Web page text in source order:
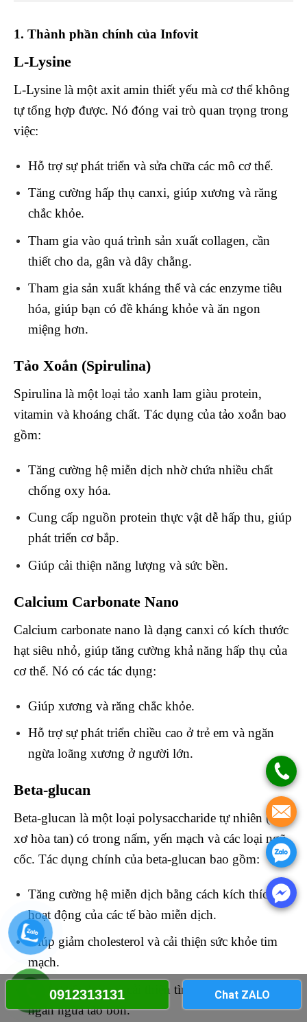
1. Thành phần chính của Infovit
L-Lysine
L-Lysine là một axit amin thiết yếu mà cơ thể không
tự tổng hợp được. Nó đóng vai trò quan trọng trong
việc:
Hỗ trợ sự phát triển và sửa chữa các mô cơ thể.
Tăng cường hấp thụ canxi, giúp xương và răng
chắc khỏe.
Tham gia vào quá trình sản xuất collagen, cần
thiết cho da, gân và dây chằng.
Tham gia sản xuất kháng thể và các enzyme tiêu
hóa, giúp bạn có đề kháng khỏe và ăn ngon
miệng hơn.
Tảo Xoắn (Spirulina)
Spirulina là một loại tảo xanh lam giàu protein,
vitamin và khoáng chất. Tác dụng của tảo xoắn bao
gồm:
Tăng cường hệ miễn dịch nhờ chứa nhiều chất
chống oxy hóa.
Cung cấp nguồn protein thực vật dễ hấp thu, giúp
phát triển cơ bắp.
Giúp cải thiện năng lượng và sức bền.
Calcium Carbonate Nano
Calcium carbonate nano là dạng canxi có kích thước
hạt siêu nhỏ, giúp tăng cường khả năng hấp thụ của
cơ thể. Nó có các tác dụng:
Giúp xương và răng chắc khỏe.
Hỗ trợ sự phát triển chiều cao ở trẻ em và ngăn
ngừa loãng xương ở người lớn.
Beta-glucan
Beta-glucan là một loại polysaccharide tự nhiên (chất
xơ hòa tan) có trong nấm, yến mạch và các loại ngũ
cốc. Tác dụng chính của beta-glucan bao gồm:
Tăng cường hệ miễn dịch bằng cách kích thích
hoạt động của các tế bào miễn dịch.
Giúp giảm cholesterol và cải thiện sức khỏe tim
mạch.
Hỗ trợ tiêu hóa và cải thiện tình trạng đường ruột,
ngăn ngừa táo bón.
0912313131 Chat ZALO